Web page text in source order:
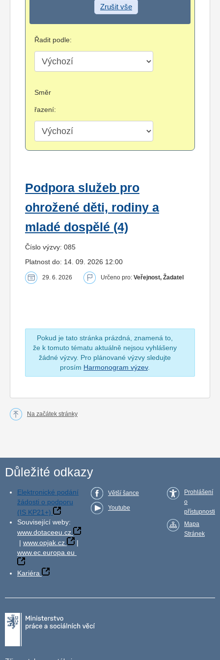
Zrušit vše
Řadit podle:
Směr
řazení:
Podpora služeb pro
ohrožené děti, rodiny a
mladé dospělé (4)
Číslo výzvy: 085
Platnost do: 14. 09. 2026 12:00
29. 6. 2026 Určeno pro: Veřejnost, Žadatel
Pokud je tato stránka prázdná, znamená to,
že k tomuto tématu aktuálně nejsou vyhlášeny
žádné výzvy. Pro plánované výzvy sledujte
prosím Harmonogram výzev.
Na začátek stránky
Důležité odkazy
Elektronické podání
žádosti o podporu
(IS KP21+)
Související weby:
www.dotaceeu.cz
| www.opjak.cz
|
www.ec.europa.eu
Kariéra
Větší šance
Youtube
Prohlášení
o
přístupnosti
Mapa
Stránek